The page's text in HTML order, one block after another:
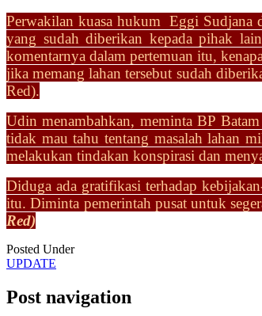
Perwakilan kuasa hukum Eggi Sudjana
yang sudah diberikan kepada pihak
komentarnya dalam pertemuan itu,
jika memang lahan tersebut sudah
Red).
Udin menambahkan, meminta BP
tidak mau tahu tentang masalah lahan
melakukan tindakan konspirasi dan
Diduga ada gratifikasi terhadap
itu. Diminta pemerintah pusat untuk
Red)
Posted Under
UPDATE
Post navigation